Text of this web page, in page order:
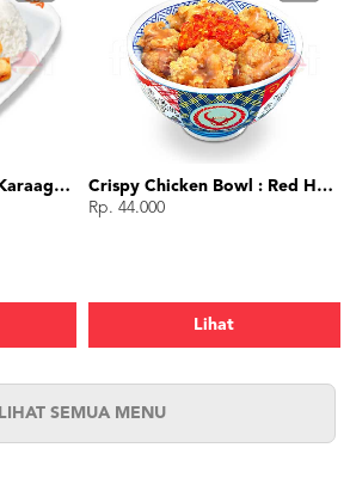
Super Deal : Chicken Karaage (4 pcs)
Crispy Chicken Bowl : Red Hot Chili
Rp. 44.000
Lihat
LIHAT SEMUA MENU